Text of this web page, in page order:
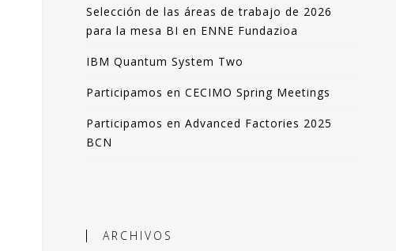
explicadas de forma resumida pero clara. La
mayoría de artículos los podrás leer en 3-4
Espero que lo disfrutes tanto como yo.
- Fernando Sáenz -
Selección de las áreas de trabajo de 2026
para la mesa BI en ENNE Fundazioa
IBM Quantum System Two
Participamos en CECIMO Spring Meetings
Participamos en Advanced Factories 2025
BCN
ARCHIVOS